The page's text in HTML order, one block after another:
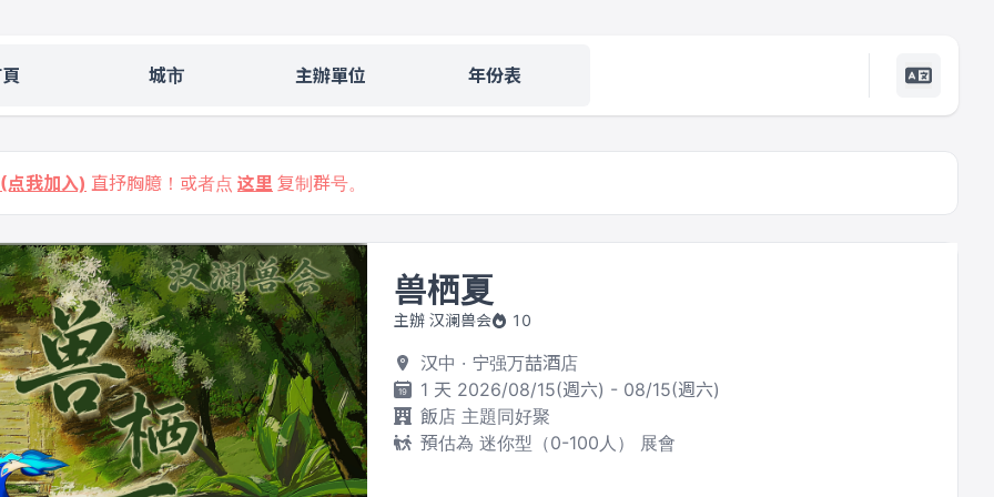
城市 主辦單位 年份表
我加入) 直抒胸臆！或者点 这里 复制群号。
兽栖夏
主辦 汉澜兽会 10
汉中 · 宁强万喆酒店
1 天 2026/08/15(週六) - 08/15(週六)
飯店 主題同好聚
預估為 迷你型（0-100人） 展會